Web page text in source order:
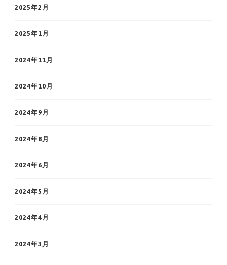
2025年2月
2025年1月
2024年11月
2024年10月
2024年9月
2024年8月
2024年6月
2024年5月
2024年4月
2024年3月